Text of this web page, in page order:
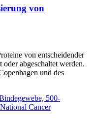
von
von entscheidender
abgeschaltet werden.
und des